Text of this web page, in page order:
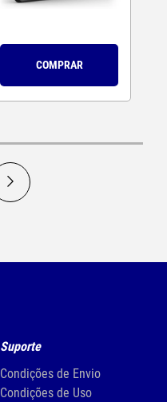
COMPRAR
Suporte
Condições de Envio
Condições de Uso